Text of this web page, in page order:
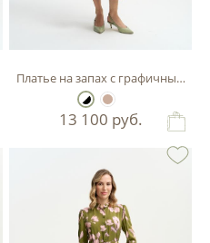
Платье на запах с графичным
13 100 руб.